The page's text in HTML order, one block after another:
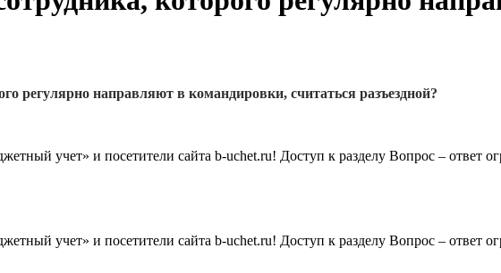
регулярно направляют в командировки, считаться разъездной?
учет» и посетители сайта b-uchet.ru! Доступ к разделу Вопрос – ответ
учет» и посетители сайта b-uchet.ru! Доступ к разделу Вопрос – ответ